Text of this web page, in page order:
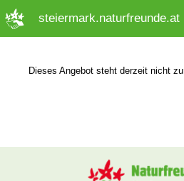
steiermark.naturfreunde.at
Dieses Angebot steht derzeit nicht